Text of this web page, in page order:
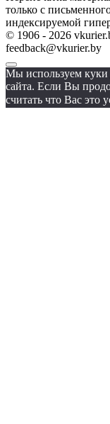
только с
индексируемой
© 1906 - 2026
feedback@vkurier.by
Мы используем куки
сайта. Если Вы
считать что Вас это